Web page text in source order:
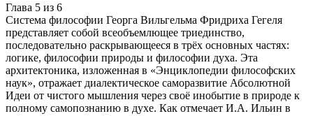
Глава 5 из 6
Система философии Георга Вильгельма Фридриха Гегеля
представляет собой всеобъемлющее триединство,
последовательно раскрывающееся в трёх основных частях:
логике, философии природы и философии духа. Эта
архитектоника, изложенная в «Энциклопедии философских
наук», отражает диалектическое саморазвитие Абсолютной
Идеи от чистого мышления через своё инобытие в природе к
полному самопознанию в духе. Как отмечает И.А. Ильин в